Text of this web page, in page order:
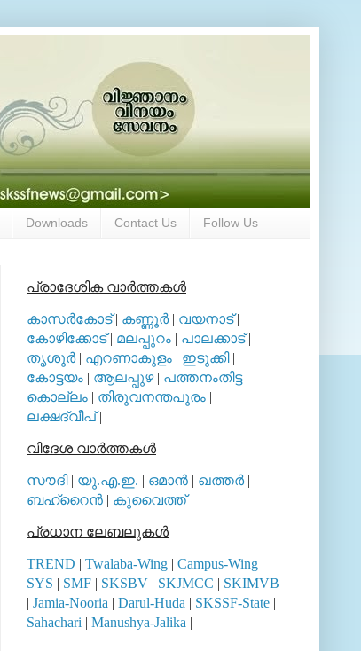
Downloads Contact Us Follow Us
പ്രാദേശിക വാര്‍ത്തകള്‍
കാസര്‍കോട്| കണ്ണൂര്‍| വയനാട്|
കോഴിക്കോട്| മലപ്പുറം | പാലക്കാട്|
തൃശൂര്‍| എറണാകുളം | ഇടുക്കി|
കോട്ടയം | ആലപ്പുഴ| പത്തനംതിട്ട|
കൊല്ലം | തിരുവനന്തപുരം |
ലക്ഷദ്വീപ്|
വിദേശ വാര്‍ത്തകള്‍
സൗദി| യു.എ.ഇ. | ഒമാന്‍ | ഖത്തര്‍|
ബഹ്റൈന്‍ | കുവൈത്ത്
പ്രധാന ലേബലുകള്‍
TREND | Twalaba-Wing | Campus-Wing |
SYS | SMF | SKSBV | SKJMCC | SKIMVB
| Jamia-Nooria | Darul-Huda | SKSSF-State |
Sahachari | Manushya-Jalika |